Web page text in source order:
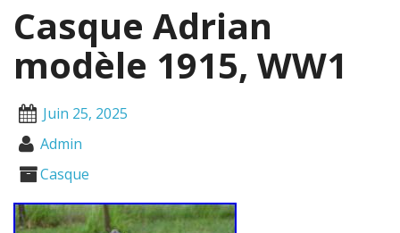
Casque Adrian
modèle 1915, WW1
Juin 25, 2025
Admin
Casque